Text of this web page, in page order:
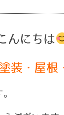
んにちは
装・屋